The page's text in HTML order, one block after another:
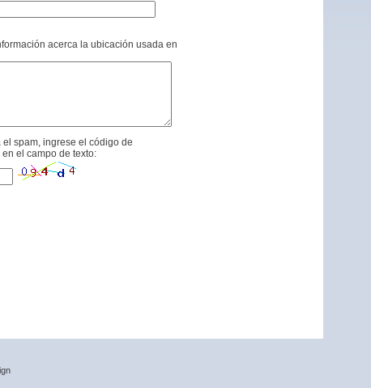
acerca la ubicación usada en
spam, ingrese el código de
el campo de texto: